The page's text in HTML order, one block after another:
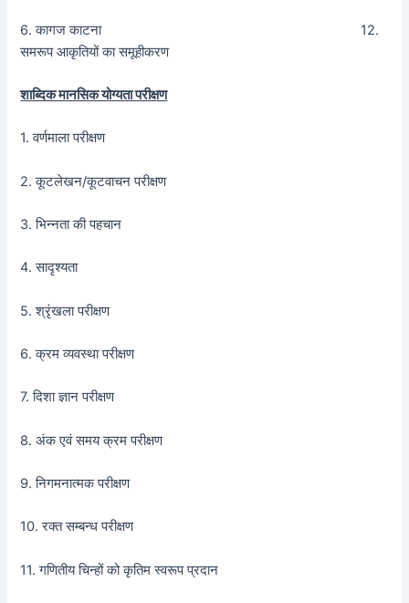
6. कागज काटना 12.
समरूप आकृतियों का समूहीकरण
शाब्दिक मानसिक योग्यता परीक्षण
1. वर्णमाला परीक्षण
2. कूटलेखन/कूटवाचन परीक्षण
3. भिन्नता की पहचान
4. सादृश्यता
5. श्रृंखला परीक्षण
6. क्रम व्यवस्था परीक्षण
7. दिशा ज्ञान परीक्षण
8. अंक एवं समय क्रम परीक्षण
9. निगमनात्मक परीक्षण
10. रक्त सम्बन्ध परीक्षण
11. गणितीय चिन्हों को कृतिम स्वरूप प्रदान